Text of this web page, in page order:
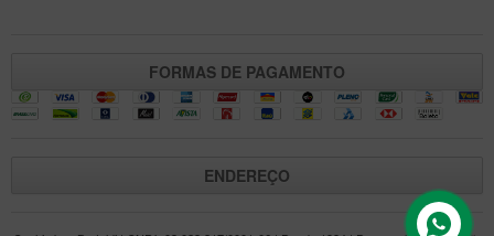
FORMAS DE PAGAMENTO
ENDEREÇO